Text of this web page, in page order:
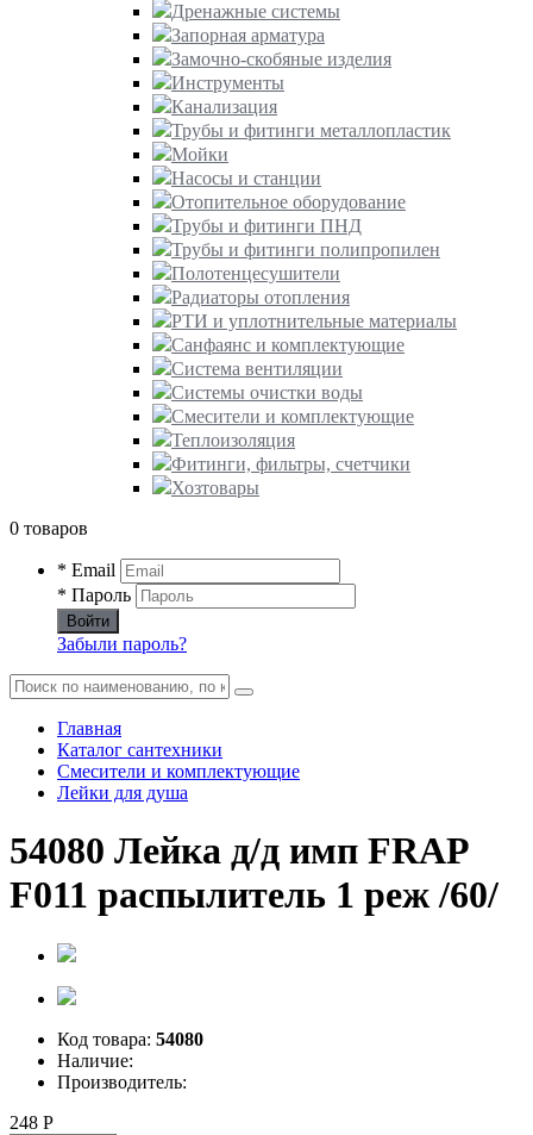
Дренажные системы
Запорная арматура
Замочно-скобяные изделия
Инструменты
Канализация
Трубы и фитинги металлопластик
Мойки
Насосы и станции
Отопительное оборудование
Трубы и фитинги ПНД
Трубы и фитинги полипропилен
Полотенцесушители
Радиаторы отопления
РТИ и уплотнительные материалы
Санфаянс и комплектующие
Система вентиляции
Системы очистки воды
Смесители и комплектующие
Теплоизоляция
Фитинги, фильтры, счетчики
Хозтовары
0 товаров
* Email
* Пароль
Войти
Забыли пароль?
Главная
Каталог сантехники
Смесители и комплектующие
Лейки для душа
54080 Лейка д/д имп FRAP
F011 распылитель 1 реж /60/
Код товара: 54080
Наличие:
Производитель:
248 Р